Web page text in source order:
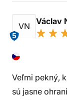
VN
5
Václav
Veľmi pekný,
sú jasne